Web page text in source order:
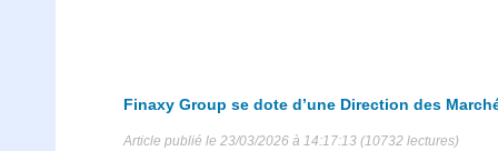
Finaxy Group se dote d’une Direction des
Article publié le 23/03/2026 à 14:17:13 (10732 lectures)